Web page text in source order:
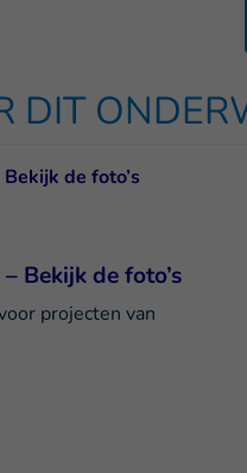
DIT
Bekijk de foto’s
projecten van